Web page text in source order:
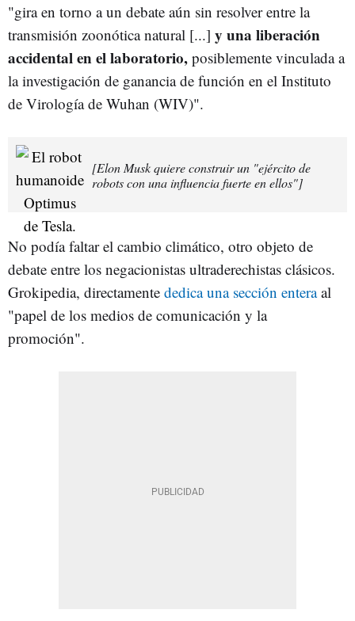
"gira en torno a un debate aún sin resolver entre la
transmisión zoonótica natural [...] y una liberación
accidental en el laboratorio, posiblemente vinculada a
la investigación de ganancia de función en el Instituto
de Virología de Wuhan (WIV)".
[Elon Musk quiere construir un "ejército de
robots con una influencia fuerte en ellos"]
No podía faltar el cambio climático, otro objeto de
debate entre los negacionistas ultraderechistas clásicos.
Grokipedia, directamente dedica una sección enteraal
"papel de los medios de comunicación y la
promoción".